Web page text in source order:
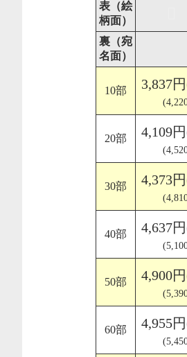
表（絵
柄面）
裏（宛
名面）
10部 3,837
20部 4,109
30部 4,373
40部 4,637
50部 4,900
60部 4,955